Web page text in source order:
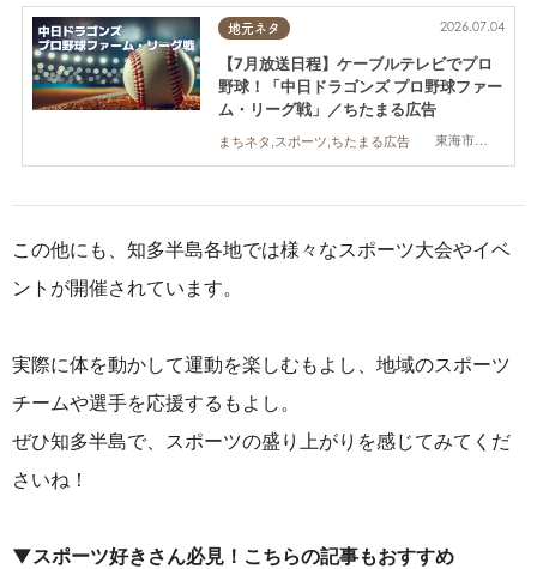
地元ネタ
東海市,大府市,知多市,東浦町,常滑市,武豊町,美浜町,南知多町
2026.07.04
【7月放送日程】ケーブルテレビでプロ
野球！「中日ドラゴンズ プロ野球ファー
ム・リーグ戦」／ちたまる広告
まちネタ,スポーツ,ちたまる広告
この他にも、知多半島各地では様々なスポーツ大会やイベ
ントが開催されています。
実際に体を動かして運動を楽しむもよし、地域のスポーツ
チームや選手を応援するもよし。
ぜひ知多半島で、スポーツの盛り上がりを感じてみてくだ
さいね！
▼スポーツ好きさん必見！こちらの記事もおすすめ